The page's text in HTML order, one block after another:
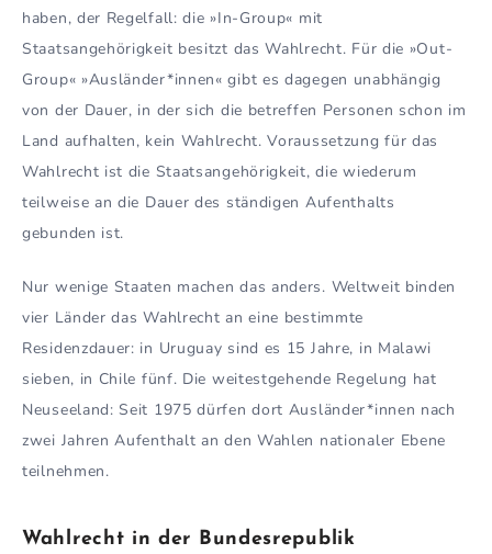
haben, der Regelfall: die »In-Group« mit
Staatsangehörigkeit besitzt das Wahlrecht. Für die »Out-
Group« »Ausländer*innen« gibt es dagegen unabhängig
von der Dauer, in der sich die betreffen Personen schon im
Land aufhalten, kein Wahlrecht. Voraussetzung für das
Wahlrecht ist die Staatsangehörigkeit, die wiederum
teilweise an die Dauer des ständigen Aufenthalts
gebunden ist.
Nur wenige Staaten machen das anders. Weltweit binden
vier Länder das Wahlrecht an eine bestimmte
Residenzdauer: in Uruguay sind es 15 Jahre, in Malawi
sieben, in Chile fünf. Die weitestgehende Regelung hat
Neuseeland: Seit 1975 dürfen dort Ausländer*innen nach
zwei Jahren Aufenthalt an den Wahlen nationaler Ebene
teilnehmen.
Wahlrecht in der Bundesrepublik